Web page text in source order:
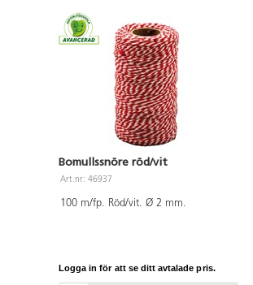
Bomullssnöre röd/vit
Art.nr: 46937
100 m/fp. Röd/vit. Ø 2 mm.
Logga in för att se ditt avtalade pris.